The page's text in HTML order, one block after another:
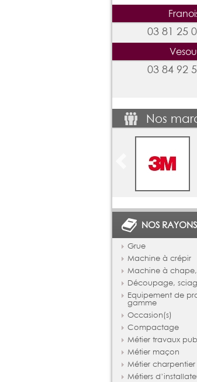
03 81 25
03 84 92
Nos
NOS RAYONS
Grue
Machine à crépir
Machine à
Découpage,
Equipement de
gamme
Occasion(s)
Compactage
Métier travaux
Métier maçon
Métier
Métiers